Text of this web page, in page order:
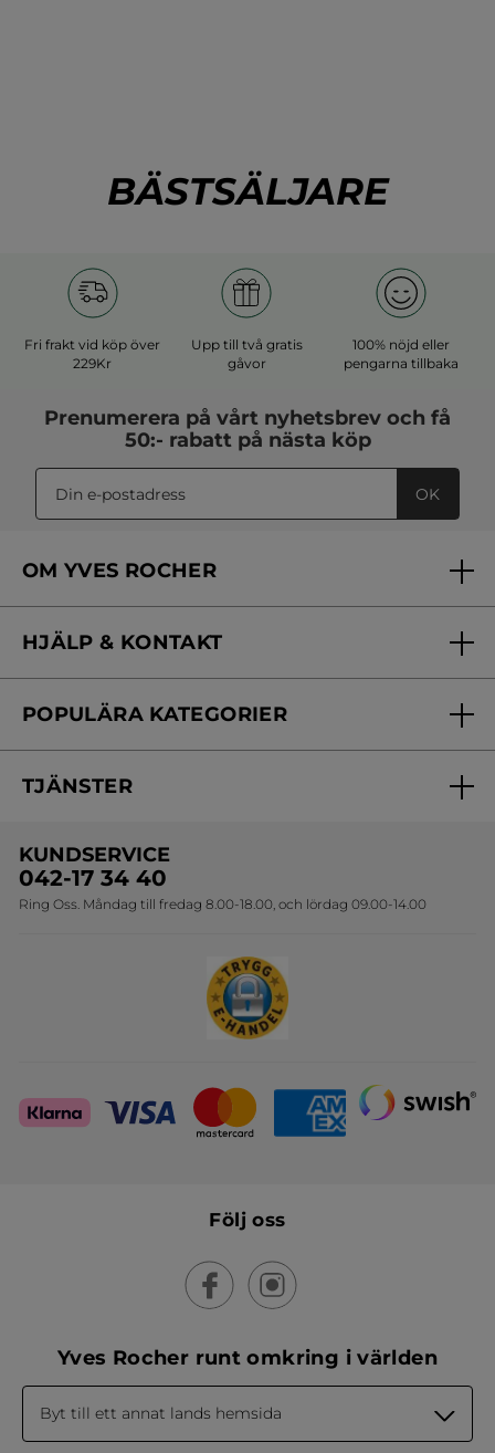
BÄSTSÄLJARE
Fri frakt vid köp över
229Kr
Upp till två gratis
gåvor
100% nöjd eller
pengarna tillbaka
Prenumerera på vårt nyhetsbrev och få
50:- rabatt på nästa köp
OK
OM YVES ROCHER
Vårt engagemang
Skönhetstips
HJÄLP & KONTAKT
Kontakta oss
Online prislista
POPULÄRA KATEGORIER
Erbjudanden
Travelsize
Sets
TJÄNSTER
Onlineprislista för postorder
KUNDSERVICE
042-17 34 40
Ring Oss. Måndag till fredag 8.00-18.00, och lördag 09.00-14.00
Följ oss
Yves Rocher runt omkring i världen
Byt till ett annat lands hemsida